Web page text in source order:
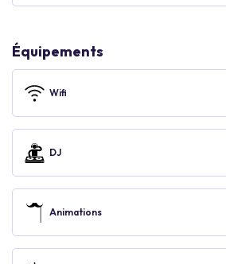
Équipements
Wifi
DJ
Animations